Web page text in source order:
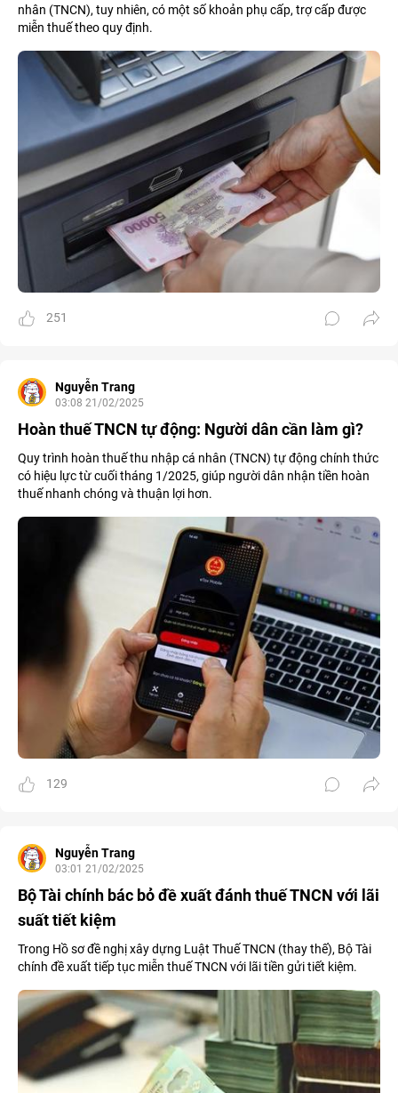
nhân (TNCN), tuy nhiên, có một số khoản phụ cấp, trợ cấp được
miễn thuế theo quy định.
251
Nguyễn Trang
03:08 21/02/2025
Hoàn thuế TNCN tự động: Người dân cần làm gì?
Quy trình hoàn thuế thu nhập cá nhân (TNCN) tự động chính thức
có hiệu lực từ cuối tháng 1/2025, giúp người dân nhận tiền hoàn
thuế nhanh chóng và thuận lợi hơn.
129
Nguyễn Trang
03:01 21/02/2025
Bộ Tài chính bác bỏ đề xuất đánh thuế TNCN với lãi
suất tiết kiệm
Trong Hồ sơ đề nghị xây dựng Luật Thuế TNCN (thay thế), Bộ Tài
chính đề xuất tiếp tục miễn thuế TNCN với lãi tiền gửi tiết kiệm.